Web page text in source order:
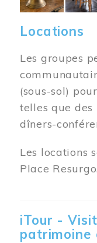
Locations
Les groupes
(sous-sol)
telles que des
dîners-
Les locations
Place Resurgo.
iTour -
patrimoine